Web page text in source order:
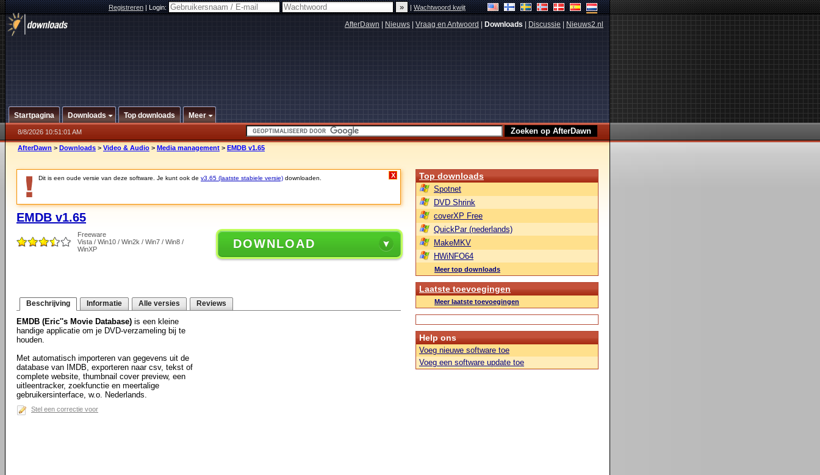
Registreren|Login: |Wachtwoord kwijt
AfterDawn Nieuws Vraag en Antwoord Downloads Discussie Nieuws2.nl
Startpagina Downloads Top downloads Meer
8/8/2026 10:51:01 AM
AfterDawn > Downloads > Video & Audio > Media management > EMDB v1.65
Dit is een oude versie van deze software. Je kunt ook de v3.65 (laatste stabiele versie) downloaden. X
EMDB v1.65
Freeware
Vista / Win10 / Win2k / Win7 / Win8 /
WinXP
DOWNLOAD
Beschrijving Informatie Alle versies Reviews
EMDB (Eric''s Movie Database) is een kleine
handige applicatie om je DVD-verzameling bij te
houden.
Met automatisch importeren van gegevens uit de
database van IMDB, exporteren naar csv, tekst of
complete website, thumbnail cover preview, een
uitleentracker, zoekfunctie en meertalige
gebruikersinterface, w.o. Nederlands.
Stel een correctie voor
Top downloads
Spotnet
DVD Shrink
coverXP Free
QuickPar (nederlands)
MakeMKV
HWiNFO64
Meer top downloads
Laatste toevoegingen
Meer laatste toevoegingen
Help ons
Voeg nieuwe software toe
Voeg een software update toe